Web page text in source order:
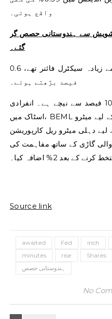
واقع ہوئی۔
سے ہندوستانی حصص گر
گئے۔
بیٹن ڈاون میٹل اسٹاک سب سے زیادہ سیکٹرل فائنر تھے، 0.6
فیصد بڑھتے ہوئے۔
فروری میں اب تک انڈیکس 10.2 فیصد سے نیچے ہے۔ انفرادی
اسٹاک میں، BEML نے بحرین میٹرو ریل پروجیکٹ کے لیے میٹرو
دہلی میٹرو ریل کارپوریشن
گاڑی کے ساتھ مفاہمت کی
کے بعد 2% اضافہ کیا۔
Source link
awaited Fed inch
minutes
rise Shares
ہندوستانی حصص
No